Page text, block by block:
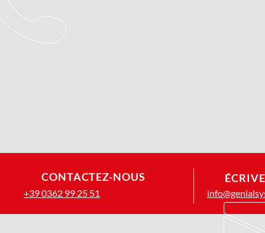
CONTACTEZ-NOUS
+39 0362 99 25 51